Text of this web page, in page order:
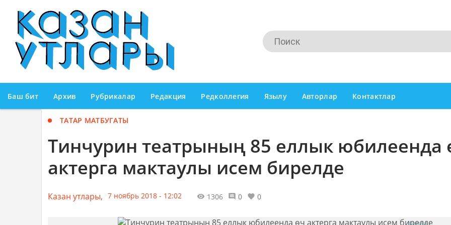
Баш бит Архив Рубрикалар Редакция Редколлегия Язылу Авторлар Контактлар
ТАТАР МАТБУГАТЫ
Тинчурин театрының 85 еллык юбилеенда
актерга мактаулы исем бирелде
Казан утлары, 7 ноябрь 2018 - 12:02 1306 0 0